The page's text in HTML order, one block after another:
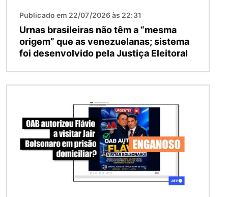
Publicado em 22/07/2026 às 22:31
Urnas brasileiras não têm a “mesma
origem” que as venezuelanas; sistema
foi desenvolvido pela Justiça Eleitoral